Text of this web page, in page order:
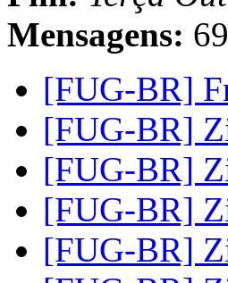
Mensagens: 69
[FUG-BR]
[FUG-BR]
[FUG-BR]
[FUG-BR]
[FUG-BR]